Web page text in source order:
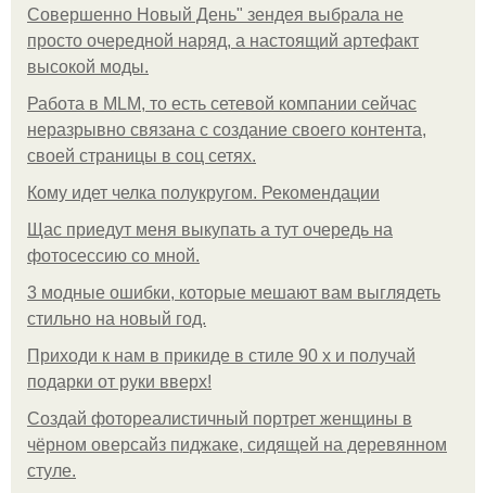
Совершенно Новый День" зендея выбрала не
просто очередной наряд, а настоящий артефакт
высокой моды.
Работа в MLM, то есть сетевой компании сейчас
неразрывно связана с создание своего контента,
своей страницы в соц сетях.
Кому идет челка полукругом. Рекомендации
Щас приедут меня выкупать а тут очередь на
фотосессию со мной.
3 модные ошибки, которые мешают вам выглядеть
стильно на новый год.
Приходи к нам в прикиде в стиле 90 х и получай
подарки от руки вверх!
Создай фотореалистичный портрет женщины в
чёрном оверсайз пиджаке, сидящей на деревянном
стуле.